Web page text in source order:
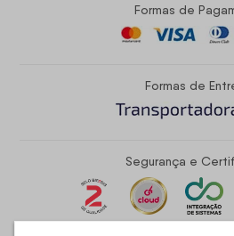
Formas de
Formas de
Segurança e